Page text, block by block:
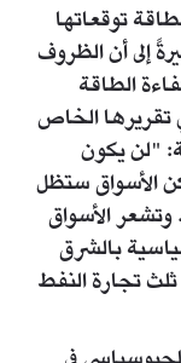
توقعاتها
النفط في عام 2024، مشيرةً إلى أن الظروف
الطاقة
تقريرها الخاص
"لن يكون
الأسواق ستظل
الأسواق
بالشرق
تجارة النفط